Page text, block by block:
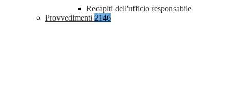
Recapiti dell'ufficio responsabile
Provvedimenti 2146